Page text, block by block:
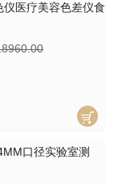
仪医疗美容色差仪食
口径实验室测